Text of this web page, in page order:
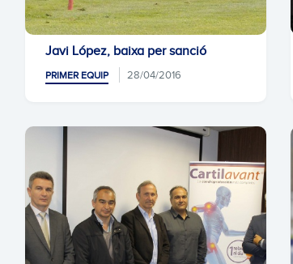
Javi López, baixa per sanció
PRIMER EQUIP 28/04/2016